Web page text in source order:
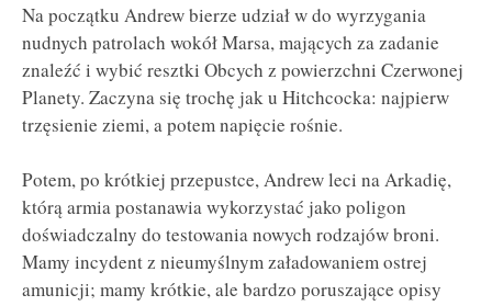
Na początku Andrew bierze udział w do wyrzygania
nudnych patrolach wokół Marsa, mających za zadanie
znaleźć i wybić resztki Obcych z powierzchni Czerwonej
Planety. Zaczyna się trochę jak u Hitchcocka: najpierw
trzęsienie ziemi, a potem napięcie rośnie.
Potem, po krótkiej przepustce, Andrew leci na Arkadię,
którą armia postanawia wykorzystać jako poligon
doświadczalny do testowania nowych rodzajów broni.
Mamy incydent z nieumyślnym załadowaniem ostrej
amunicji; mamy krótkie, ale bardzo poruszające opisy